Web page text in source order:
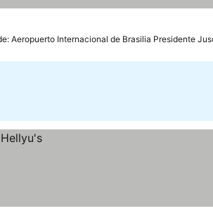
Aeropuerto Internacional de Brasilia Presidente